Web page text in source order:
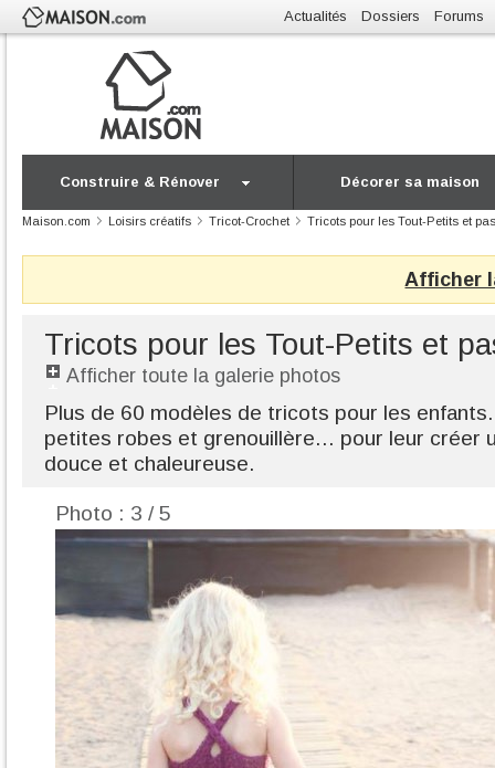
Actualités Dossiers Forums
Construire & Rénover Décorer sa maison
Maison.com Loisirs créatifs Tricot-Crochet Tricots pour les Tout-Petits et
Afficher
Tricots pour les Tout-Petits et
Afficher toute la galerie photos
Plus de 60 modèles de tricots pour les
petites robes et grenouillère... pour leur créer
douce et chaleureuse.
Photo : 3 / 5